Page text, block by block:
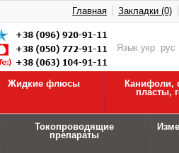
Язык укр рус
Главная Закладки (0)
Жидкие флюсы
Канифоли,
пласты,
Токопроводящие
препараты